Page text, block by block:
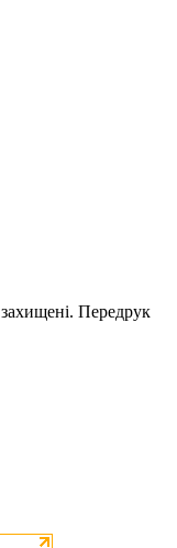
Передрук